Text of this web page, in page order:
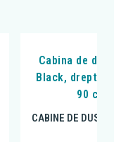
Cabina de dus,
Black,
90 cm,
CABINE DE DUS